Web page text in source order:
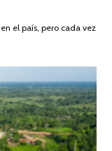
el país, pero cada vez